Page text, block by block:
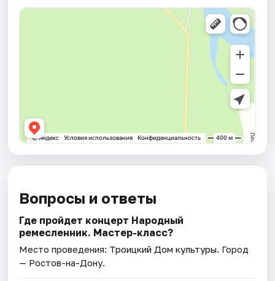
Вопросы и ответы
Где пройдет концерт Народный
ремесленник. Мастер-класс?
Место проведения: Троицкий Дом культуры. Город
— Ростов-на-Дону.